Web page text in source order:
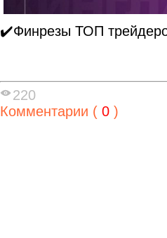
✔️Финрезы ТОП
220
Комментарии ( 0 )